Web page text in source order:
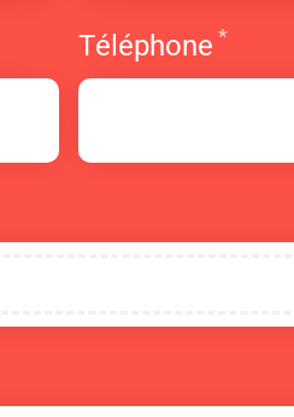
Téléphone *